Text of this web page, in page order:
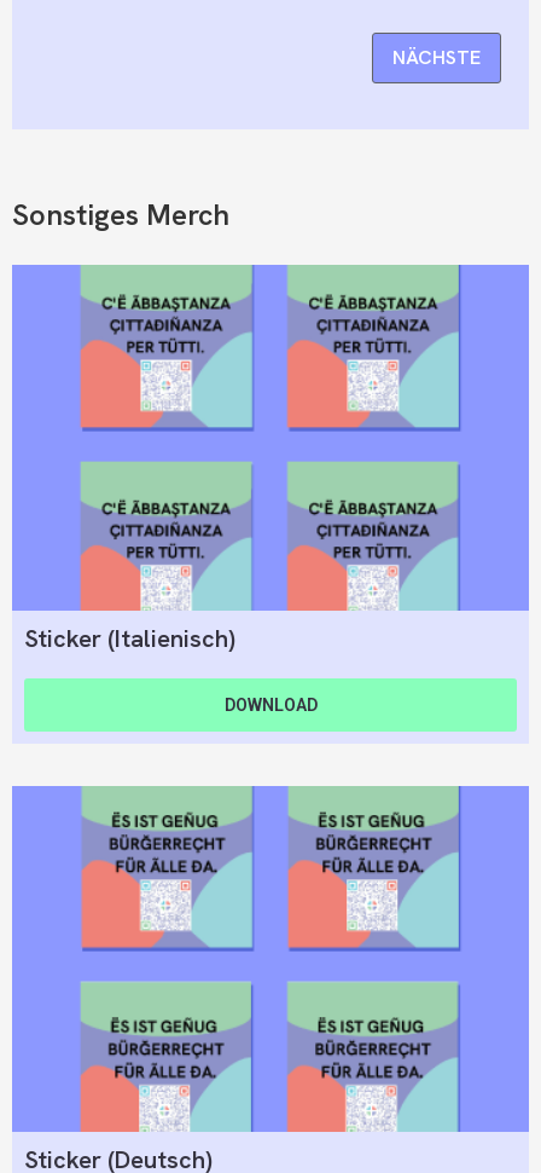
NÄCHSTE
Sonstiges Merch
Sticker (Italienisch)
DOWNLOAD
Sticker (Deutsch)